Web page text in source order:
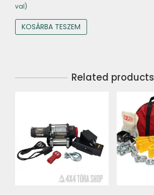
val)
KOSÁRBA TESZEM
Related products